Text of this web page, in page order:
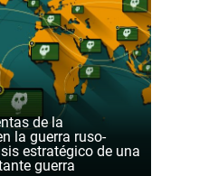
de la
la guerra ruso-
estratégico de una
guerra